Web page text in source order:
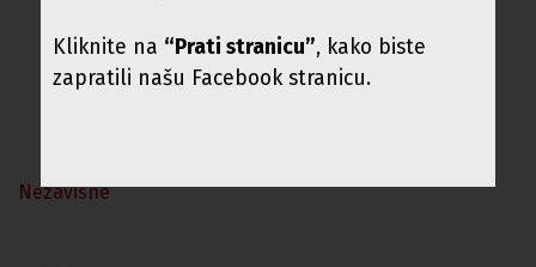
Nezavisne
Kliknite na “Prati stranicu”, kako biste
zapratili našu Facebook stranicu.